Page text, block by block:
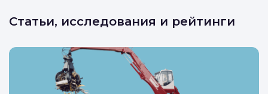
Статьи, исследования и рейтинги